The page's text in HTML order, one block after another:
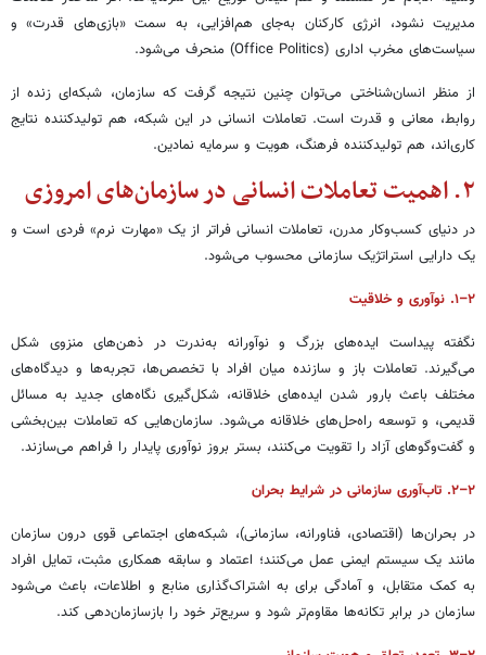
مدیریت نشود، انرژی کارکنان به‌جای هم‌افزایی، به سمت «بازی‌های قدرت» و
سیاست‌های مخرب اداری (Office Politics) منحرف می‌شود.
از منظر انسان‌شناختی می‌توان چنین نتیجه گرفت که سازمان، شبکه‌ای زنده از
روابط، معانی و قدرت است. تعاملات انسانی در این شبکه، هم تولیدکننده نتایج
کاری‌اند، هم تولیدکننده فرهنگ، هویت و سرمایه نمادین.
۲. اهمیت تعاملات انسانی در سازمان‌های امروزی
در دنیای کسب‌وکار مدرن، تعاملات انسانی فراتر از یک «مهارت نرم» فردی است و
یک دارایی استراتژیک سازمانی محسوب می‌شود.
۲–۱. نوآوری و خلاقیت
نگفته پیداست ایده‌های بزرگ و نوآورانه به‌ندرت در ذهن‌های منزوی شکل
می‌گیرند. تعاملات باز و سازنده میان افراد با تخصص‌ها، تجربه‌ها و دیدگاه‌های
مختلف باعث بارور شدن ایده‌های خلاقانه، شکل‌گیری نگاه‌های جدید به مسائل
قدیمی، و توسعه راه‌حل‌های خلاقانه می‌شود. سازمان‌هایی که تعاملات بین‌بخشی
و گفت‌وگوهای آزاد را تقویت می‌کنند، بستر بروز نوآوری پایدار را فراهم می‌سازند.
۲–۲. تاب‌آوری سازمانی در شرایط بحران
در بحران‌ها (اقتصادی، فناورانه، سازمانی)، شبکه‌های اجتماعی قوی درون سازمان
مانند یک سیستم ایمنی عمل می‌کنند؛ اعتماد و سابقه همکاری مثبت، تمایل افراد
به کمک متقابل، و آمادگی برای به اشتراک‌گذاری منابع و اطلاعات، باعث می‌شود
سازمان در برابر تکانه‌ها مقاوم‌تر شود و سریع‌تر خود را بازسازمان‌دهی کند.